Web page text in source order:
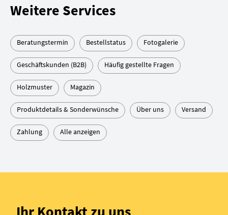
Weitere Services
Beratungstermin Bestellstatus Fotogalerie
Geschäftskunden (B2B) Häufig gestellte Fragen
Holzmuster Magazin
Produktdetails & Sonderwünsche Über uns Versand
Zahlung Alle anzeigen
Ihr Kontakt zu uns